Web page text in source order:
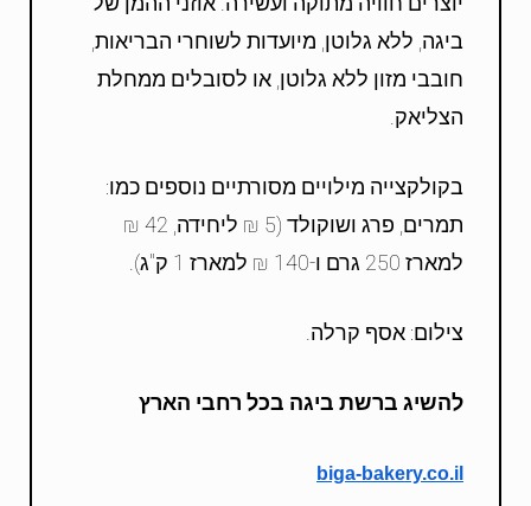
ביגה, ללא גלוטן, מיועדות לשוחרי הבריאות,
חובבי מזון ללא גלוטן, או לסובלים ממחלת
הצליאק.
בקולקצייה מילויים מסורתיים נוספים כמו:
תמרים, פרג ושוקולד (5 ₪ ליחידה, 42 ₪
למארז 250 גרם ו-140 ₪ למארז 1 ק"ג).
צילום: אסף קרלה.
להשיג ברשת ביגה בכל רחבי הארץ
biga-bakery.co.il